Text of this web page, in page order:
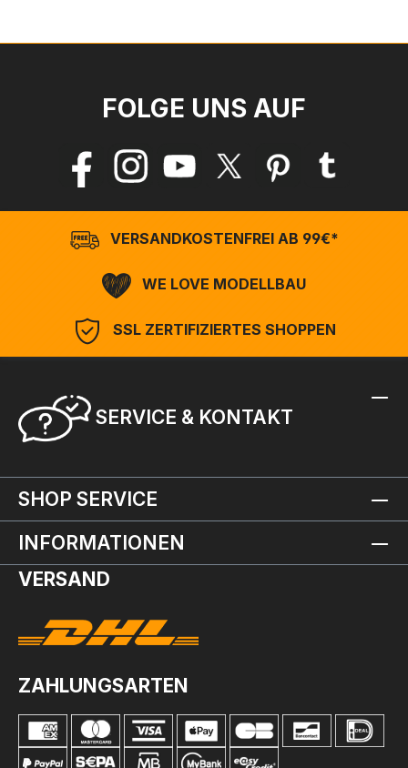
FOLGE UNS AUF
VERSANDKOSTENFREI AB 99€*
WE LOVE MODELLBAU
SSL ZERTIFIZIERTES SHOPPEN
SERVICE & KONTAKT
SHOP SERVICE
INFORMATIONEN
VERSAND
ZAHLUNGSARTEN